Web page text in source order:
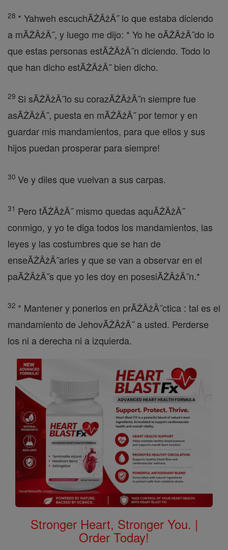
28 * Yahweh escuchĂŻÂżÂ˝ lo que estaba diciendo
a mĂŻÂżÂ˝, y luego me dijo: * Yo he oĂŻÂżÂ˝do lo
que estas personas estĂŻÂżÂ˝n diciendo. Todo lo
que han dicho estĂŻÂżÂ˝ bien dicho.
29 Si sĂŻÂżÂ˝lo su corazĂŻÂżÂ˝n siempre fue
asĂŻÂżÂ˝, puesta en mĂŻÂżÂ˝ por temor y en
guardar mis mandamientos, para que ellos y sus
hijos puedan prosperar para siempre!
30 Ve y diles que vuelvan a sus carpas.
31 Pero tĂŻÂżÂ˝ mismo quedas aquĂŻÂżÂ˝
conmigo, y yo te diga todos los mandamientos, las
leyes y las costumbres que se han de
enseĂŻÂżÂ˝arles y que se van a observar en el
paĂŻÂżÂ˝s que yo les doy en posesiĂŻÂżÂ˝n.*
32 * Mantener y ponerlos en prĂŻÂżÂ˝ctica : tal es el
mandamiento de JehovĂŻÂżÂ˝ a usted. Perderse
los ni a derecha ni a izquierda.
Stronger Heart, Stronger You. |
Order Today!